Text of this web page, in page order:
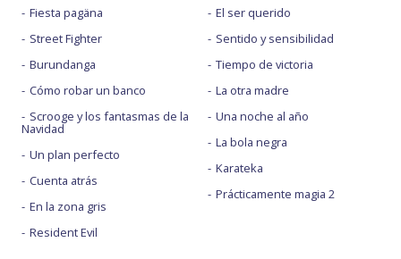
Fiesta pagäna
Street Fighter
Burundanga
Cómo robar un banco
Scrooge y los fantasmas de la
Navidad
Un plan perfecto
Cuenta atrás
En la zona gris
Resident Evil
El ser querido
Sentido y sensibilidad
Tiempo de victoria
La otra madre
Una noche al año
La bola negra
Karateka
Prácticamente magia 2